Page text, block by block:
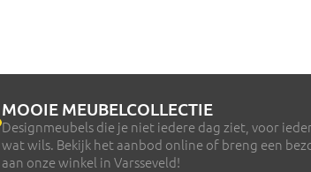
MOOIE MEUBELCOLLECTIE
Designmeubels die je niet iedere dag ziet, voor
wat wils. Bekijk het aanbod online of breng een
aan onze winkel in Varsseveld!